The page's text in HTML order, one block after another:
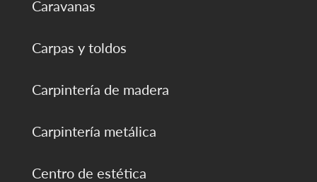
Caravanas
Carpas y toldos
Carpintería de madera
Carpintería metálica
Centro de estética